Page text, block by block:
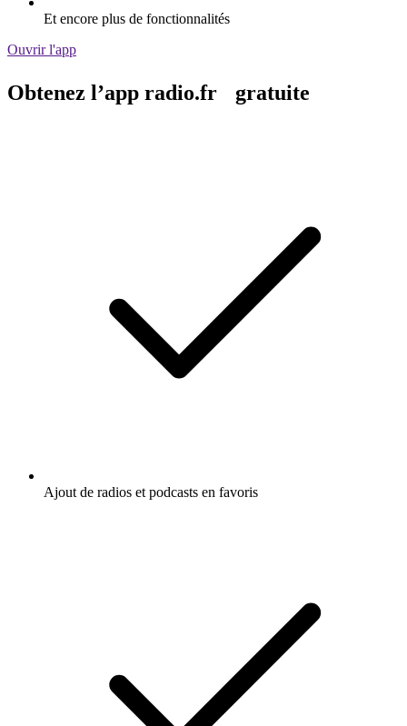
Et encore plus de fonctionnalités
Ouvrir l'app
Obtenez l’app radio.fr gratuite
Ajout de radios et podcasts en favoris